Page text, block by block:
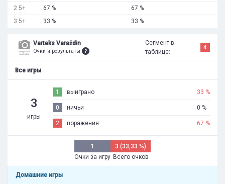
2.5+
3.5+
67 %
33 %
67 %
33 %
Varteks Varaždin
Очки и результаты
Сегмент в
таблице:
4
Все игры
3
игры
1 выиграно 33 %
0 ничьи 0 %
2 поражения 67 %
1
Очки за игру
3 (33,33 %)
Всего очков
Домашние игры